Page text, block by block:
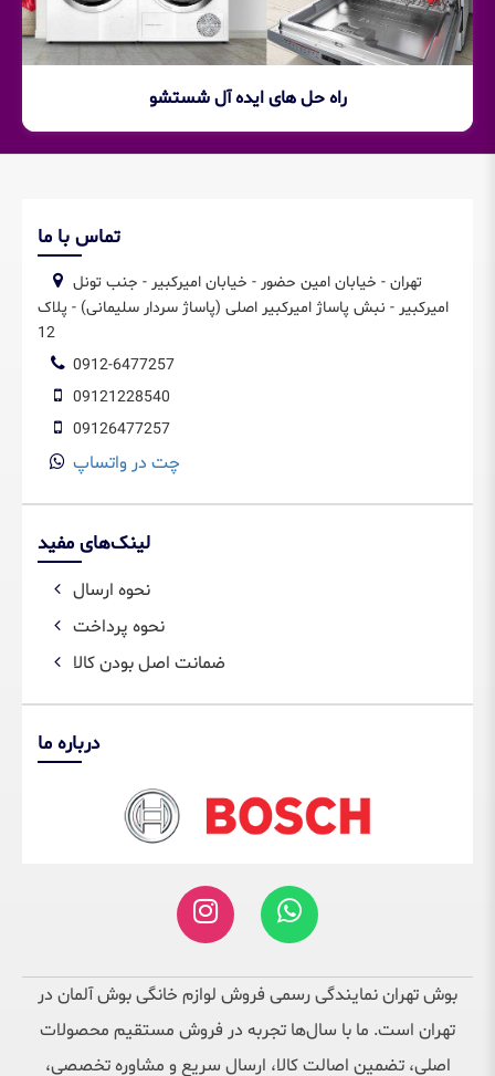
راه حل های ایده آل شستشو
تماس با ما
امیرکبیر - نبش پاساژ امیرکبیر اصلی (پاساژ سردار سلیمانی) - پلاک
12
0912-6477257
09121228540
09126477257
چت در واتساپ
لینک‌های مفید
نحوه ارسال
نحوه پرداخت
ضمانت اصل بودن کالا
درباره ما
بوش تهران نمایندگی رسمی فروش لوازم خانگی بوش آلمان در
تهران است. ما با سال‌ها تجربه در فروش مستقیم محصولات
اصلی، تضمین اصالت کالا، ارسال سریع و مشاوره تخصصی،